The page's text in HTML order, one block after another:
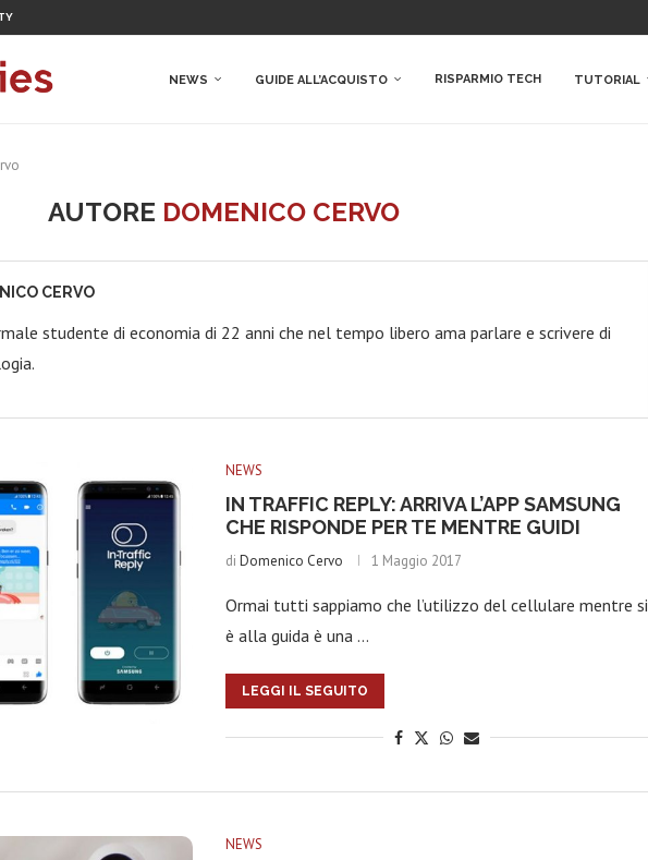
NEWS GUIDE ALL’ACQUISTO RISPARMIO TECH TUTORIAL
AUTORE DOMENICO CERVO
CERVO
studente di economia di 22 anni che nel tempo libero ama parlare e scrivere di
NEWS
IN TRAFFIC REPLY: ARRIVA L’APP SAMSUNG
CHE RISPONDE PER TE MENTRE GUIDI
di Domenico Cervo 1 Maggio 2017
Ormai tutti sappiamo che l’utilizzo del cellulare mentre si
è alla guida è una …
LEGGI IL SEGUITO
NEWS